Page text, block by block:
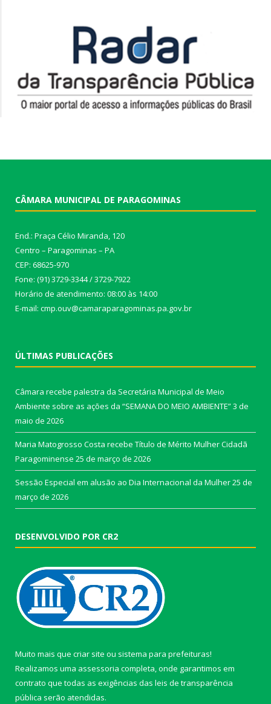
CÂMARA MUNICIPAL DE PARAGOMINAS
End.: Praça Célio Miranda, 120
Centro – Paragominas – PA
CEP: 68625-970
Fone: (91) 3729-3344 / 3729-7922
Horário de atendimento: 08:00 às 14:00
E-mail: cmp.ouv@camaraparagominas.pa.gov.br
ÚLTIMAS PUBLICAÇÕES
Câmara recebe palestra da Secretária Municipal de Meio
Ambiente sobre as ações da “SEMANA DO MEIO AMBIENTE”3 de
maio de 2026
Maria Matogrosso Costa recebe Título de Mérito Mulher Cidadã
Paragominense 25 de março de 2026
Sessão Especial em alusão ao Dia Internacional da Mulher25 de
março de 2026
DESENVOLVIDO POR CR2
Muito mais que criar site ou sistema para prefeituras!
Realizamos uma assessoria completa, onde garantimos em
contrato que todas as exigências das leis de transparência
pública serão atendidas.